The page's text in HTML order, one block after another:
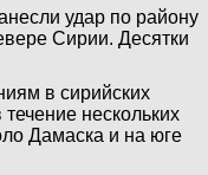
удар по району
Сирии. Десятки
в сирийских
нескольких
Дамаска и на юге